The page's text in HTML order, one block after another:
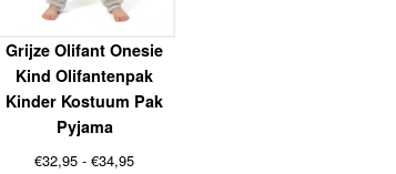
Grijze Olifant Onesie
Kind Olifantenpak
Kinder Kostuum Pak
Pyjama
€32,95 - €34,95Prijsklasse: